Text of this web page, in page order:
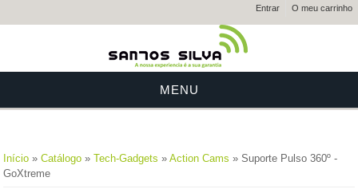
Entrar O meu carrinho
MENU
Está aqui
Início »Catálogo »Tech-Gadgets »Action Cams » Suporte Pulso 360º -
GoXtreme